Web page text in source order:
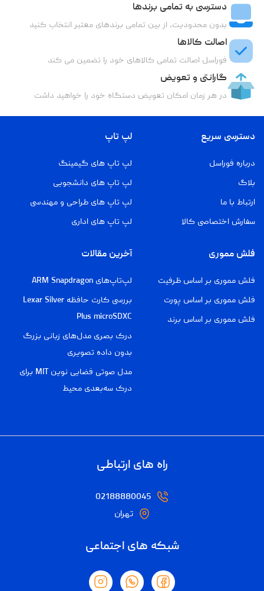
دسترسی به تمامی برندها
بدون محدودیت، از بین تمامی برندهای معتبر انتخاب کنید
اصالت کالاها
فوراسل اصالت تمامی کالاهای خود را تضمین می کند
گارانتی و تعویض
در هر زمان امکان تعویض دستگاه خود را خواهید داشت
دسترسی سریع
درباره فوراسل
بلاگ
ارتباط با ما
سفارش اختصاصی کالا
لپ تاپ
لپ تاپ های گیمینگ
لپ تاپ های دانشجویی
لپ تاپ های طراحی و مهندسی
لپ تاپ های اداری
فلش مموری
فلش مموری بر اساس ظرفیت
فلش مموری بر اساس پورت
فلش مموری بر اساس برند
آخرین مقالات
لپ‌تاپ‌های ARM Snapdragon
بررسی کارت حافظه Lexar Silver
Plus microSDXC
درک بصری مدل‌های زبانی بزرگ
بدون داده تصویری
مدل صوتی فضایی نوین MIT برای
درک سه‌بعدی محیط
راه های ارتباطی
02188880045
تهران
شبکه های اجتماعی